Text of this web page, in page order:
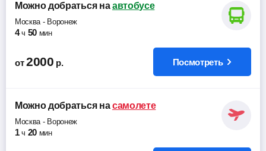
Можно добратьсяна автобусе
Москва- Воронеж
4 ч 50 мин
от 2000 р. Посмотреть
Можно добратьсяна самолете
Москва- Воронеж
1 ч 20 мин